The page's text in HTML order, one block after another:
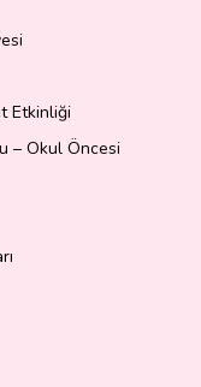
Etkinliği
– Okul Öncesi